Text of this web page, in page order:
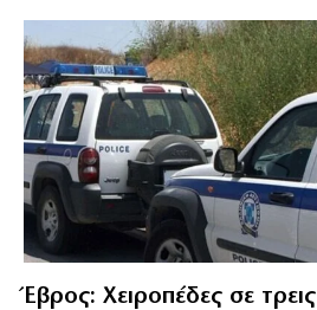
Έβρος: Χειροπέδες σε τρεις